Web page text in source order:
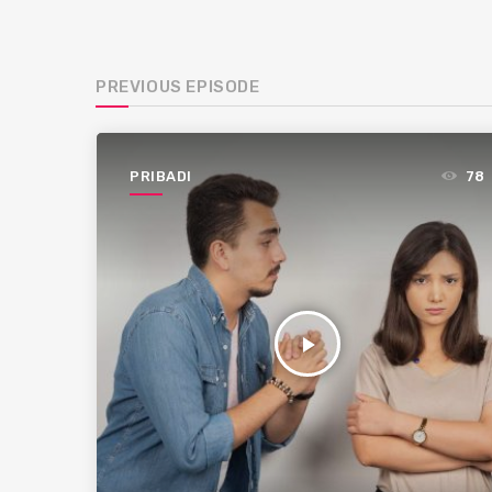
PREVIOUS EPISODE
PRIBADI
play_arrow
78